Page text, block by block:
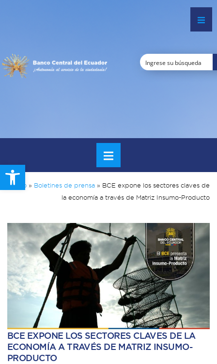
Open toolbar
Inicio » Boletines de prensa » BCE expone los sectores claves de
la economía a través de Matriz Insumo-Producto
BCE EXPONE LOS SECTORES CLAVES DE LA
ECONOMÍA A TRAVÉS DE MATRIZ INSUMO-
PRODUCTO